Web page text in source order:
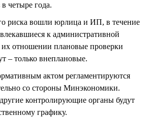
в четыре года.
риска вошли юрлица и ИП, в течение
к административной
их отношении плановые проверки
– только внеплановые.
актом регламентируются
со стороны Минэкономики.
контролирующие органы будут
графику.